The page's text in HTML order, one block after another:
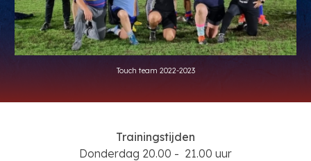
Touch team 2022-2023
Trainingstijden
Donderdag 20.00 - 21.00 uur